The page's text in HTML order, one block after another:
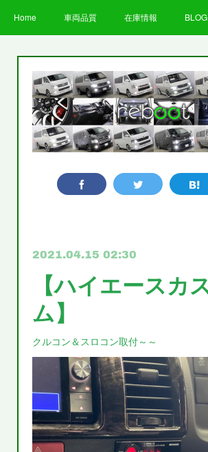
Home 車両品質 在庫情報 BLOG
お客様の声 STAFF 企業情
プライバシーポリシー
2021.04.15 02:30
【ハイエースカ
ム】
クルコン＆スロコン取付～～